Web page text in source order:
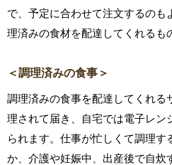
で、予定に合わせて注文するのも
理済みの食材を配達してくれるも
＜調理済みの食事＞
調理済みの食事を配達してくれる
理されて届き、自宅では電子レン
られます。仕事が忙しくて調理す
か、介護や妊娠中、出産後で自炊